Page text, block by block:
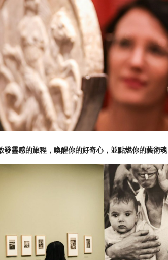
發靈感的旅程，喚醒你的好奇心，並點燃你的藝術魂